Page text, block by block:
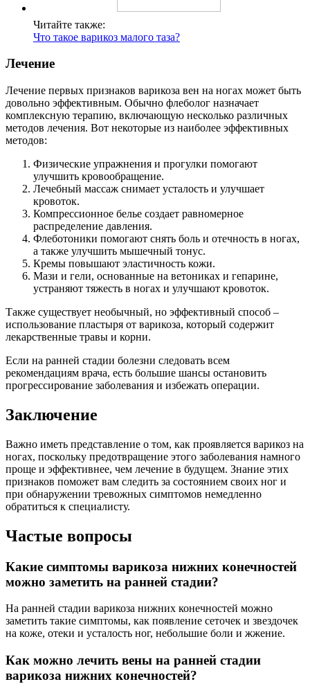
Читайте также:
Что такое варикоз малого таза?
Лечение
Лечение первых признаков варикоза вен на ногах может быть
довольно эффективным. Обычно флеболог назначает
комплексную терапию, включающую несколько различных
методов лечения. Вот некоторые из наиболее эффективных
методов:
Физические упражнения и прогулки помогают
улучшить кровообращение.
Лечебный массаж снимает усталость и улучшает
кровоток.
Компрессионное белье создает равномерное
распределение давления.
Флеботоники помогают снять боль и отечность в ногах,
а также улучшить мышечный тонус.
Кремы повышают эластичность кожи.
Мази и гели, основанные на ветониках и гепарине,
устраняют тяжесть в ногах и улучшают кровоток.
Также существует необычный, но эффективный способ –
использование пластыря от варикоза, который содержит
лекарственные травы и корни.
Если на ранней стадии болезни следовать всем
рекомендациям врача, есть большие шансы остановить
прогрессирование заболевания и избежать операции.
Заключение
Важно иметь представление о том, как проявляется варикоз на
ногах, поскольку предотвращение этого заболевания намного
проще и эффективнее, чем лечение в будущем. Знание этих
признаков поможет вам следить за состоянием своих ног и
при обнаружении тревожных симптомов немедленно
обратиться к специалисту.
Частые вопросы
Какие симптомы варикоза нижних конечностей
можно заметить на ранней стадии?
На ранней стадии варикоза нижних конечностей можно
заметить такие симптомы, как появление сеточек и звездочек
на коже, отеки и усталость ног, небольшие боли и жжение.
Как можно лечить вены на ранней стадии
варикоза нижних конечностей?